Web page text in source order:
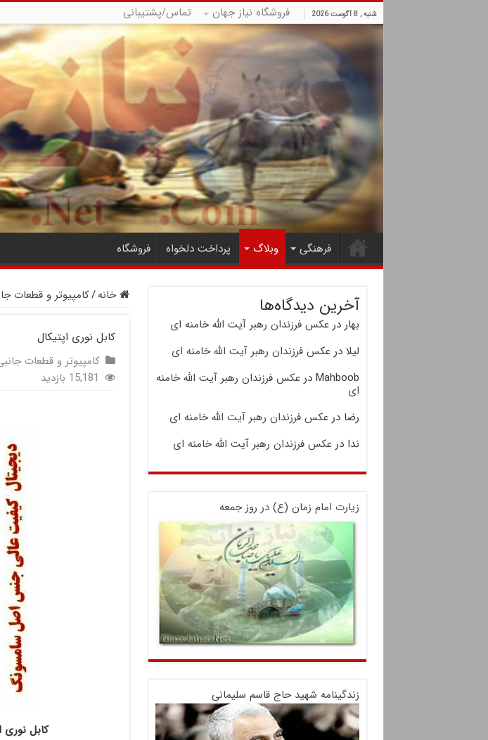
شنبه , 8 آگوست 2026 فروشگاه نیاز جهان تماس/پشتیبانی
فرهنگی وبلاگ پرداخت دلخواه فروشگاه
خانه/کامپیوتر و قطعات
کابل نوری اپتیکال
کامپیوتر و قطعات
15,181 بازدید
کابل
آخرین دیدگاه‌ها
بهار درعکس فرزندان رهبر آیت الله خامنه ای
لیلا درعکس فرزندان رهبر آیت الله خامنه ای
Mahboob درعکس فرزندان رهبر آیت الله خامنه
ای
رضا درعکس فرزندان رهبر آیت الله خامنه ای
ندا درعکس فرزندان رهبر آیت الله خامنه ای
زیارت امام زمان (ع) در روز جمعه
زندگینامه شهید حاج قاسم سلیمانی